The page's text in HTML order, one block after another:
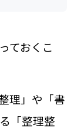
ておくこ
理」や「書
「整理整